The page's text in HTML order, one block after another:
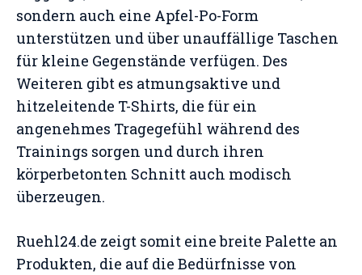
sondern auch eine Apfel-Po-Form
unterstützen und über unauffällige Taschen
für kleine Gegenstände verfügen. Des
Weiteren gibt es atmungsaktive und
hitzeleitende T-Shirts, die für ein
angenehmes Tragegefühl während des
Trainings sorgen und durch ihren
körperbetonten Schnitt auch modisch
überzeugen​​.
Ruehl24.de zeigt somit eine breite Palette an
Produkten, die auf die Bedürfnisse von